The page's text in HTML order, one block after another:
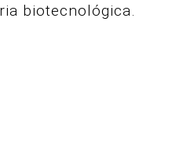
biotecnológica.